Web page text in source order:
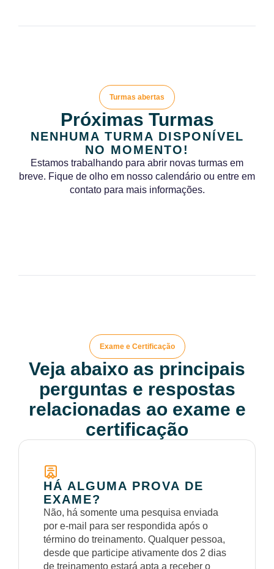
Turmas abertas
Próximas Turmas
NENHUMA TURMA DISPONÍVEL
NO MOMENTO!
Estamos trabalhando para abrir novas turmas em
breve. Fique de olho em nosso calendário ou entre em
contato para mais informações.
Exame e Certificação
Veja abaixo as principais
perguntas e respostas
relacionadas ao exame e
certificação
HÁ ALGUMA PROVA DE
EXAME?
Não, há somente uma pesquisa enviada
por e-mail para ser respondida após o
término do treinamento. Qualquer pessoa,
desde que participe ativamente dos 2 dias
de treinamento estará apta a receber o